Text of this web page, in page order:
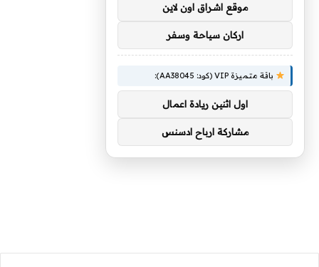
موقع اشراق اون لاين
اركان سياحة وسفر
باقة متميزة VIP (كود: AA38045):
اول اثنين ريادة اعمال
مشاركة ارباح ادسنس